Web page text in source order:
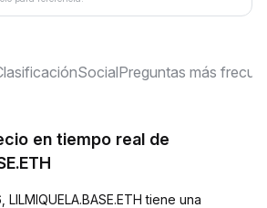
SocialPreguntas más
en tiempo real de
tiene una